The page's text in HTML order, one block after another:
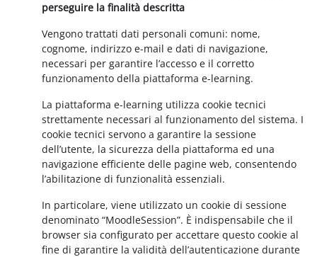
perseguire la finalità descritta
Vengono trattati dati personali comuni: nome,
cognome, indirizzo e-mail e dati di navigazione,
necessari per garantire l’accesso e il corretto
funzionamento della piattaforma e-learning.
La piattaforma e-learning utilizza cookie tecnici
strettamente necessari al funzionamento del sistema. I
cookie tecnici servono a garantire la sessione
dell’utente, la sicurezza della piattaforma ed una
navigazione efficiente delle pagine web, consentendo
l’abilitazione di funzionalità essenziali.
In particolare, viene utilizzato un cookie di sessione
denominato “MoodleSession”. È indispensabile che il
browser sia configurato per accettare questo cookie al
fine di garantire la validità dell’autenticazione durante